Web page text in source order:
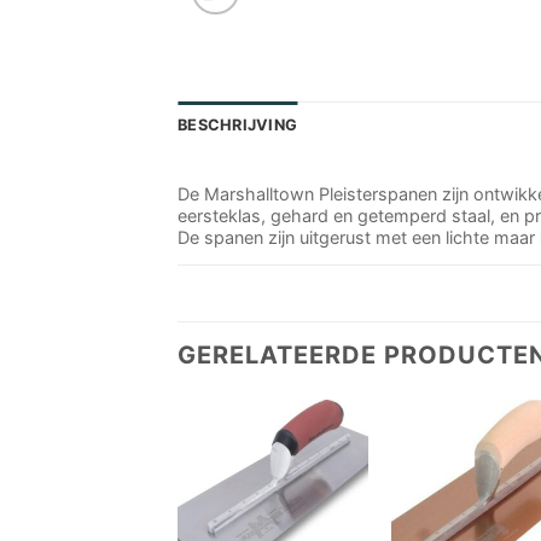
BESCHRIJVING
De Marshalltown Pleisterspanen zijn
eersteklas, gehard en getemperd staal, en
De spanen zijn uitgerust met een lichte
GERELATEERDE